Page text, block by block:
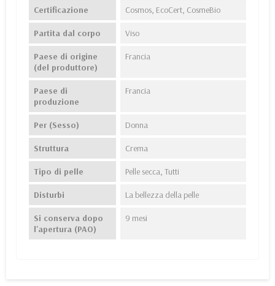
Certificazione Cosmos, EcoCert, CosmeBio
Partita dal corpo Viso
Paese di origine
(del produttore)
Francia
Paese di
produzione
Francia
Per (Sesso) Donna
Struttura Crema
Tipo di pelle Pelle secca, Tutti
Disturbi La bellezza della pelle
Si conserva dopo
l'apertura (PAO)
9 mesi